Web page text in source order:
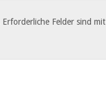
Erforderliche Felder sind mit